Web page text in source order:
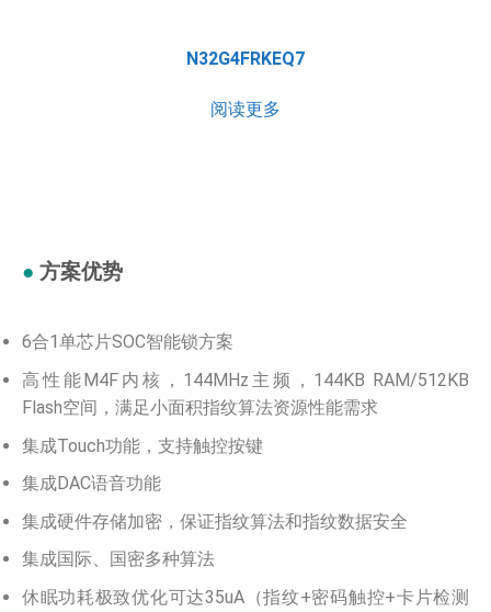
N32G4FRKEQ7
阅读更多
● 方案优势
6合1单芯片SOC智能锁方案
高性能M4F内核，144MHz主频，144KB RAM/512KB
Flash空间，满足小面积指纹算法资源性能需求
集成Touch功能，支持触控按键
集成DAC语音功能
集成硬件存储加密，保证指纹算法和指纹数据安全
集成国际、国密多种算法
休眠功耗极致优化可达35uA（指纹+密码触控+卡片检测